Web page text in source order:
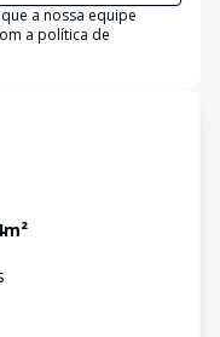
a nossa equipe
a política de
m²